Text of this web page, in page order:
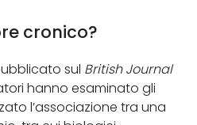
cronico?
sul British Journal
hanno esaminato gli
l’associazione tra una